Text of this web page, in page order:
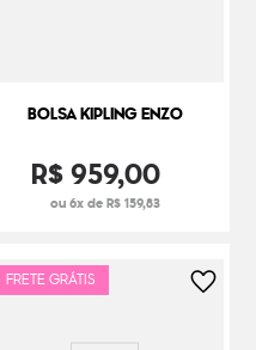
BOLSA KIPLING ENZO
R$959,00
ou 6x de R$ 159,83
FRETE GRÁTIS